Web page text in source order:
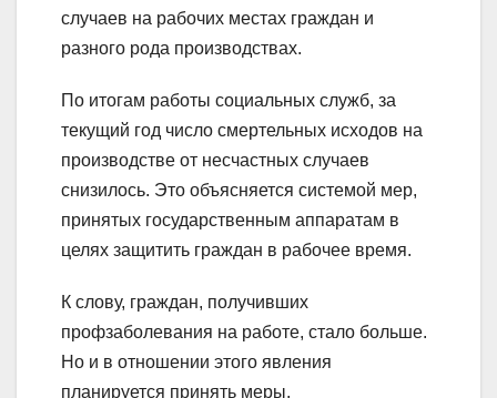
случаев на рабочих местах граждан и
разного рода производствах.
По итогам работы социальных служб, за
текущий год число смертельных исходов на
производстве от несчастных случаев
снизилось. Это объясняется системой мер,
принятых государственным аппаратам в
целях защитить граждан в рабочее время.
К слову, граждан, получивших
профзаболевания на работе, стало больше.
Но и в отношении этого явления
планируется принять меры.